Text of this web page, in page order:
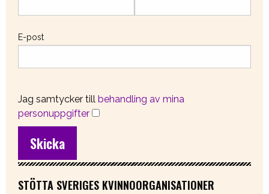
E-post
Jag samtycker till behandling av mina
personuppgifter
STÖTTA SVERIGES KVINNOORGANISATIONER